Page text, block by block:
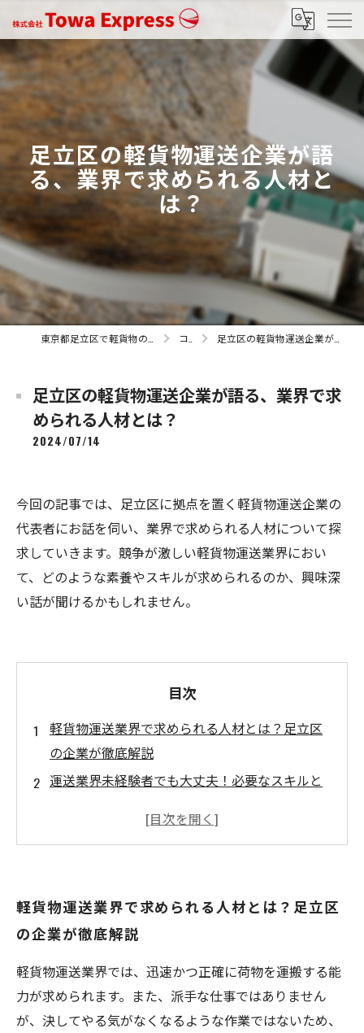
足立区の軽貨物運送企業が語
る、業界で求められる人材と
は？
コラム 足立区の軽貨物運送企業が語る、業界で求められる人材とは？
足立区の軽貨物運送企業が語る、業界で求
められる人材とは？
2024/07/14
今回の記事では、足立区に拠点を置く軽貨物運送企業の
代表者にお話を伺い、業界で求められる人材について探
求していきます。競争が激しい軽貨物運送業界におい
て、どのような素養やスキルが求められるのか、興味深
い話が聞けるかもしれません。
目次
軽貨物運送業界で求められる人材とは？足立区
の企業が徹底解説
運送業界未経験者でも大丈夫！必要なスキルと
運転技術だけじゃない！コミュニケーション能
られる能力とは
未来のトラックドライバーに求められる3つのポ
イント
軽貨物運送業界で求められる人材とは？足立区
の企業が徹底解説
軽貨物運送業界では、迅速かつ正確に荷物を運搬する能
力が求められます。また、派手な仕事ではありません
が、決してやる気がなくなるような作業ではないため、